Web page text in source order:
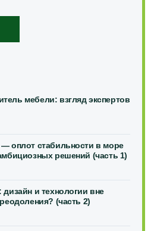
мебели: взгляд экспертов
— оплот стабильности в море
решений (часть 1)
дизайн и технологии вне
(часть 2)